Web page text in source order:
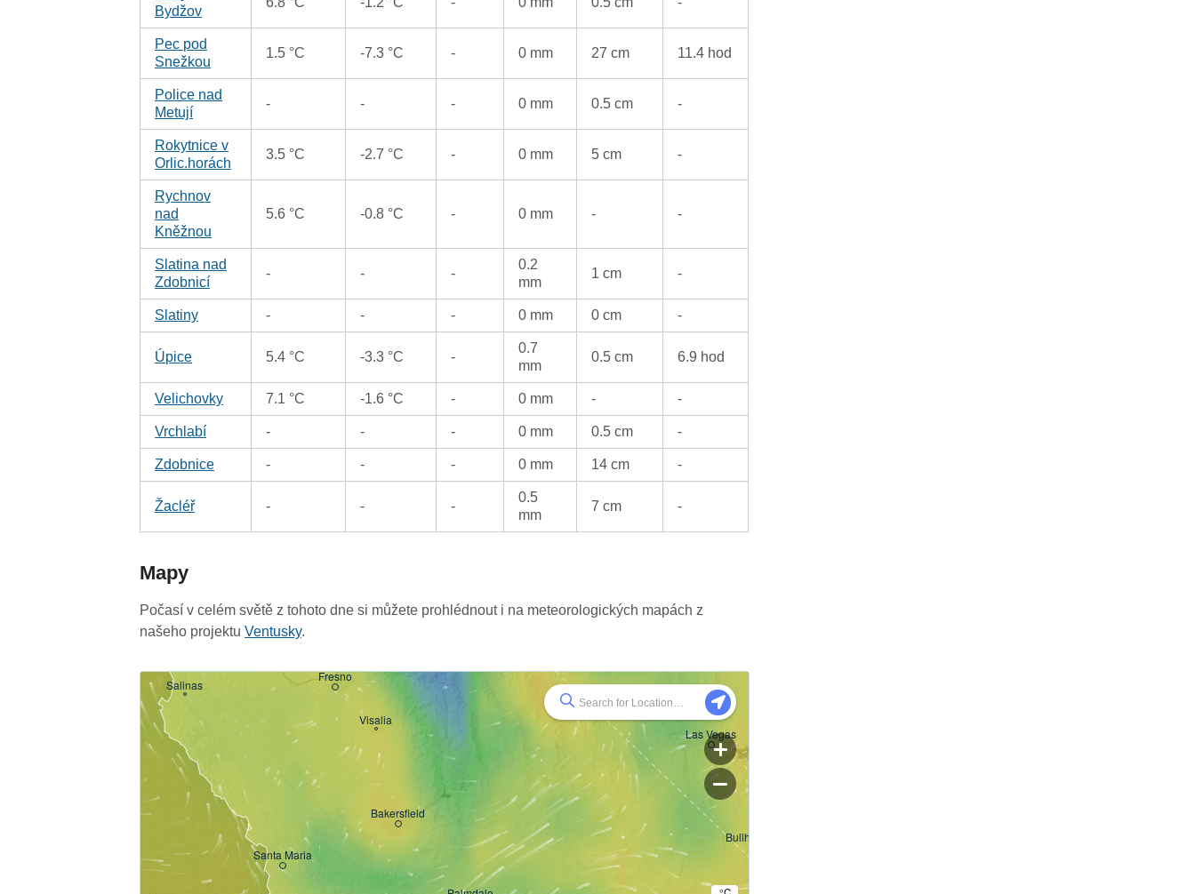
Bydžov
Pec pod
Snežkou
1.5 °C -7.3 °C - 0 mm 27 cm 11.4 hod
Police nad
Metují
- - - 0 mm 0.5 cm -
Rokytnice v
Orlic.horách
3.5 °C -2.7 °C - 0 mm 5 cm -
Rychnov
nad
Kněžnou
5.6 °C -0.8 °C - 0 mm - -
Slatina nad
Zdobnicí
- - -
0.2
mm
1 cm -
Slatiny - - - 0 mm 0 cm -
Úpice 5.4 °C -3.3 °C -
0.7
mm
0.5 cm 6.9 hod
Velichovky 7.1 °C -1.6 °C - 0 mm - -
Vrchlabí - - - 0 mm 0.5 cm -
Zdobnice - - - 0 mm 14 cm -
Žacléř - - -
0.5
mm
7 cm -
Mapy
Počasí v celém světě z tohoto dne si můžete prohlédnout i na meteorologických mapách z
našeho projektuVentusky.